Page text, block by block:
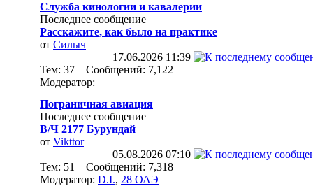
Служба кинологии и кавалерии
Последнее сообщение
Расскажите, как было на практике
от Силыч
17.06.2026 11:39
Тем: 37 Сообщений: 7,122
Модератор:
Пограничная авиация
Последнее сообщение
В/Ч 2177 Бурундай
от Vikttor
05.08.2026 07:10
Тем: 51 Сообщений: 7,318
Модератор: D.I., 28 ОАЭ